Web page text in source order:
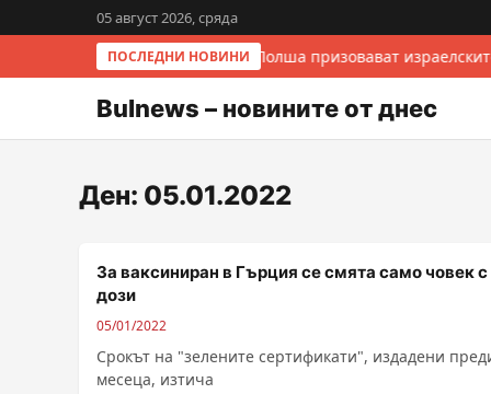
05 август 2026, сряда
ПОСЛЕДНИ НОВИНИ
Италия и Полша призовават
Bulnews – новините от днес
Ден: 05.01.2022
За ваксиниран в Гърция се смята само човек с
дози
05/01/2022
Срокът на "зелените сертификати", издадени
месеца, изтича